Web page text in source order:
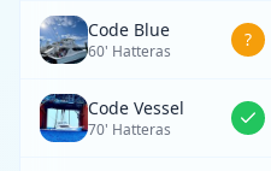
Code Blue
60' Hatteras
?
Code Vessel
70' Hatteras